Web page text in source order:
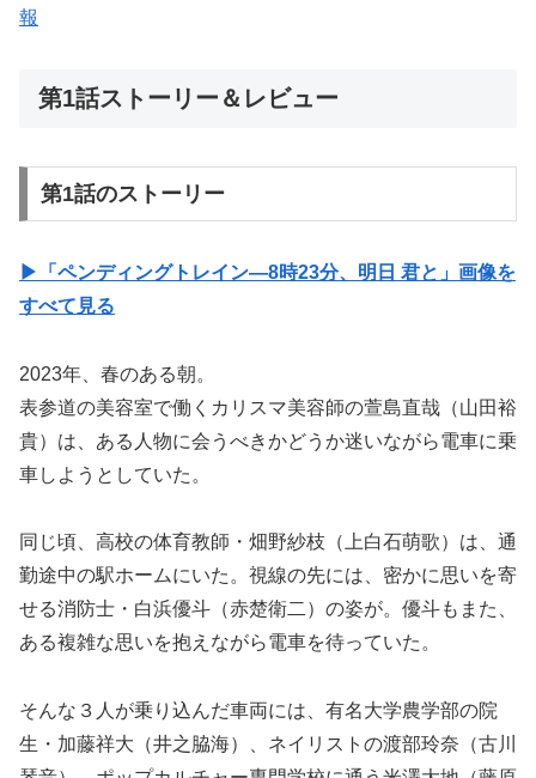
報
第1話ストーリー＆レビュー
第1話のストーリー
▶︎「ペンディングトレイン―8時23分、明日 君と」画像を
すべて見る
2023年、春のある朝。
表参道の美容室で働くカリスマ美容師の萱島直哉（山田裕
貴）は、ある人物に会うべきかどうか迷いながら電車に乗
車しようとしていた。
同じ頃、高校の体育教師・畑野紗枝（上白石萌歌）は、通
勤途中の駅ホームにいた。視線の先には、密かに思いを寄
せる消防士・白浜優斗（赤楚衛二）の姿が。優斗もまた、
ある複雑な思いを抱えながら電車を待っていた。
そんな３人が乗り込んだ車両には、有名大学農学部の院
生・加藤祥大（井之脇海）、ネイリストの渡部玲奈（古川